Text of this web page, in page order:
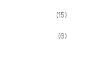
(15)
(6)